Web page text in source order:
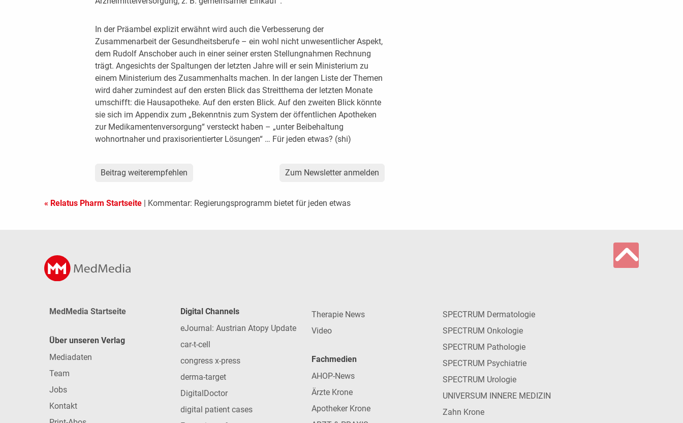
In der Präambel explizit erwähnt wird auch die Verbesserung der
Zusammenarbeit der Gesundheitsberufe – ein wohl nicht unwesentlicher Aspekt,
dem Rudolf Anschober auch in einer seiner ersten Stellungnahmen Rechnung
trägt. Angesichts der Spaltungen der letzten Jahre will er sein Ministerium zu
einem Ministerium des Zusammenhalts machen. In der langen Liste der Themen
wird daher zumindest auf den ersten Blick das Streitthema der letzten Monate
umschifft: die Hausapotheke. Auf den ersten Blick. Auf den zweiten Blick könnte
sie sich im Appendix zum „Bekenntnis zum System der öffentlichen Apotheken
zur Medikamentenversorgung“ versteckt haben – „unter Beibehaltung
wohnortnaher und praxisorientierter Lösungen“ … Für jeden etwas? (shi)
Beitrag weiterempfehlen Zum Newsletter anmelden
« Relatus Pharm Startseite | Kommentar: Regierungsprogramm bietet für jeden etwas
MedMedia Startseite
Über unseren Verlag
Mediadaten
Team
Jobs
Kontakt
Digital Channels
eJournal: Austrian Atopy Update
car-t-cell
congress x-press
derma-target
DigitalDoctor
digital patient cases
Therapie News
Video
Fachmedien
AHOP-News
Ärzte Krone
Apotheker Krone
SPECTRUM Dermatologie
SPECTRUM Onkologie
SPECTRUM Pathologie
SPECTRUM Psychiatrie
SPECTRUM Urologie
UNIVERSUM INNERE MEDIZIN
Zahn Krone